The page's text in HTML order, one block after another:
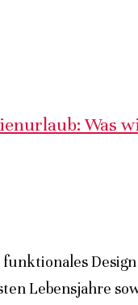
Was
funktionales
Lebensjahre